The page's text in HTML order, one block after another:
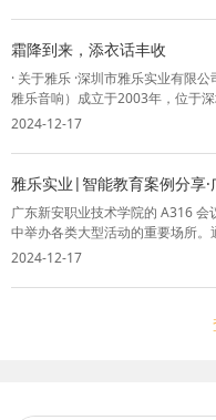
公司荣幸出席，并在行业中留下了
一笔。会议汇集了行业内的专家、
霜降到来，添衣话丰收
· 关于雅乐 ·深圳市雅乐实业有限公
雅乐音响）成立于2003年，位于
祥泰宁的士码头大厦二楼，是集方
范围涵盖政府机关、医疗、教育、
等，是行业内少有的专业型智能音
2024-12-17
雅乐实业|智能教育案例分享·
职业技术学院
广东新安职业技术学院的 A316 会
中举办各类大型活动的重要场所。
空间布局、声学优化和设备调试，
教学的吸引力和提升空间的使用效
2024-12-17